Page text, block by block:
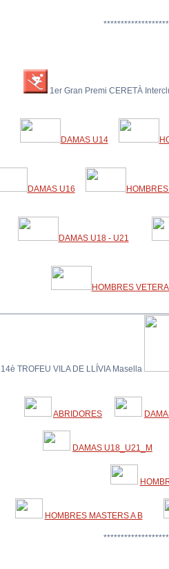
1er Gran Premi C ER ETÀ nterc
DAMAS U14
DAMAS U16
DAMAS U18 - U21
HOMBRES
TROFEU VILA DE LLÍVIA Masella
ABRIDORES
DAMAS U18_U21_M
HOMBRES MASTERS A B